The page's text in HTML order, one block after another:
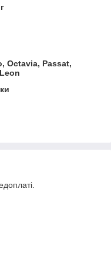
Octavia, Passat,